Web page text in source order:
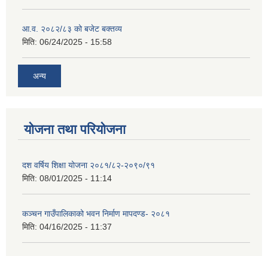
आ.व. २०८२/८३ को बजेट बक्तव्य
मिति: 06/24/2025 - 15:58
अन्य
योजना तथा परियोजना
दश वर्षिय शिक्षा योजना २०८१/८२-२०९०/९१
मिति: 08/01/2025 - 11:14
कञ्‍चन गाउँपालिकाको भवन निर्माण मापदण्ड- २०८१
मिति: 04/16/2025 - 11:37